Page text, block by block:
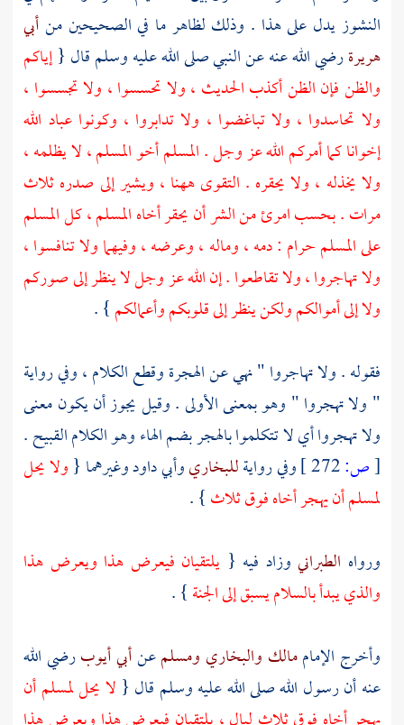
النشوز يدل على هذا . وذلك لظاهر ما في الصحيحين منأبي
هريرةرضي الله عنه عن النبي صلى الله عليه وسلم قال {إياكم
والظن فإن الظن أكذب الحديث ، ولا تحسسوا ، ولا تجسسوا ،
ولا تحاسدوا ، ولا تباغضوا ، ولا تدابروا ، وكونوا عباد الله
إخوانا كما أمركم الله عز وجل . المسلم أخو المسلم ، لا يظلمه ،
ولا يخذله ، ولا يحقره . التقوى ههنا ، ويشير إلى صدره ثلاث
مرات . بحسب امرئ من الشر أن يحقر أخاه المسلم ، كل المسلم
على المسلم حرام : دمه ، وماله ، وعرضه ، وفيهما ولا تنافسوا ،
ولا تهاجروا ، ولا تقاطعوا . إن الله عز وجل لا ينظر إلى صوركم
ولا إلى أموالكم ولكن ينظر إلى قلوبكم وأعمالكم} .
فقوله . ولا تهاجروا " نهي عن الهجرة وقطع الكلام ، وفي رواية
" ولا تهجروا " وهو بمعنى الأولى . وقيل يجوز أن يكون معنى
ولا تهجروا أي لا تتكلموا بالهجر بضم الهاء وهو الكلام القبيح .
[ص: وفي روايةللبخاريوأبي داودوغيرهما {ولا يحل
لمسلم أن يهجر أخاه فوق ثلاث} .
ورواه الطبراني وزاد فيه { يلتقيان فيعرض هذا ويعرض هذا
والذي يبدأ بالسلام يسبق إلى الجنة} .
وأخرج الإماممالك والبخاري ومسلمعنأبي أيوبرضي الله
عنه أن رسول الله صلى الله عليه وسلم قال { لا يحل لمسلم أن